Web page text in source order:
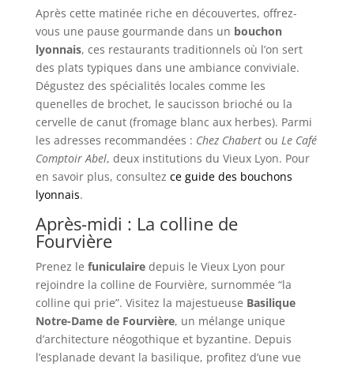
Après cette matinée riche en découvertes, offrez-
vous une pause gourmande dans un bouchon
lyonnais, ces restaurants traditionnels où l’on sert
des plats typiques dans une ambiance conviviale.
Dégustez des spécialités locales comme les
quenelles de brochet, le saucisson brioché ou la
cervelle de canut (fromage blanc aux herbes). Parmi
les adresses recommandées : Chez Chabertou Le Café
Comptoir Abel, deux institutions du Vieux Lyon. Pour
en savoir plus, consultez ce guide des bouchons
lyonnais.
Après-midi : La colline de
Fourvière
Prenez le funiculairedepuis le Vieux Lyon pour
rejoindre la colline de Fourvière, surnommée “la
colline qui prie”. Visitez la majestueuse Basilique
Notre-Dame de Fourvière, un mélange unique
d’architecture néogothique et byzantine. Depuis
l’esplanade devant la basilique, profitez d’une vue